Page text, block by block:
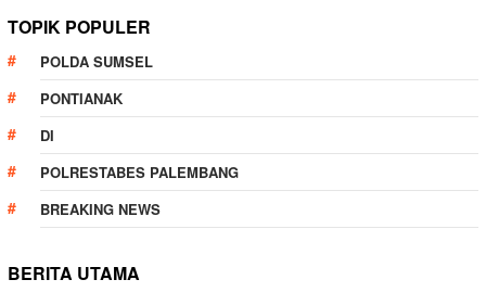
TOPIK POPULER
POLDA SUMSEL
PONTIANAK
DI
POLRESTABES PALEMBANG
BREAKING NEWS
BERITA UTAMA